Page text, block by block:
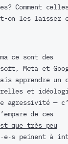
Comment
on les laisser
ce sont des
Meta et
apprendre un
et
agressivité —
de ces
que très peu
peinent à